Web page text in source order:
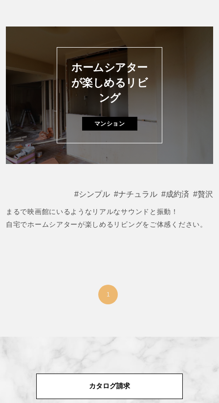
ホームシアター
が楽しめるリビ
ング
マンション
シンプル ナチュラル 成約済 贅沢
まるで映画館にいるようなリアルなサウンドと振動！
自宅でホームシアターが楽しめるリビングをご体感ください。
1
カタログ請求